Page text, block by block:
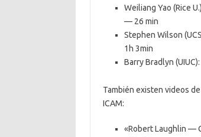
Weiliang Yao (Rice
— 26 min
Stephen Wilson
1h 3min
Barry Bradlyn
También existen videos
ICAM:
«Robert Laughlin —